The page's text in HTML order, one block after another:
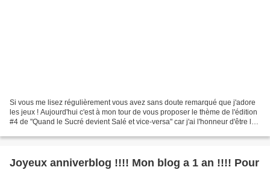
Si vous me lisez régulièrement vous avez sans doute remarqué que j'adore
les jeux ! Aujourd'hui c'est à mon tour de vous proposer le thème de l'édition
#4 de "Quand le Sucré devient Salé et vice-versa" car j'ai l'honneur d'être la
Joyeux anniverblog !!!! Mon blog a 1 an !!!! Pour